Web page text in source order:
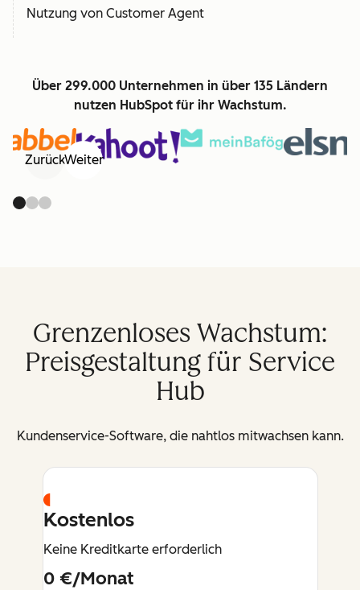
Nutzung von Customer Agent
Über 299.000 Unternehmen in über 135 Ländern
nutzen HubSpot für ihr Wachstum.
ZurückWeiter
Grenzenloses Wachstum:
Preisgestaltung für Service
Hub
Kundenservice-Software, die nahtlos mitwachsen kann.
Kostenlos
Keine Kreditkarte erforderlich
0 €/Monat